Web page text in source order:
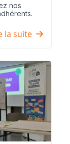
nos
la suite